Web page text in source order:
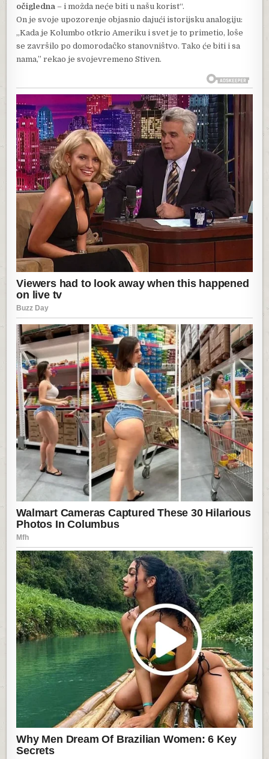
očigledna – i možda neće biti u našu korist“.
On je svoje upozorenje objasnio dajući istorijsku analogiju:
„Kada je Kolumbo otkrio Ameriku i svet je to primetio, loše
se završilo po domorodačko stanovništvo. Tako će biti i sa
nama,” rekao je svojevremeno Stiven.